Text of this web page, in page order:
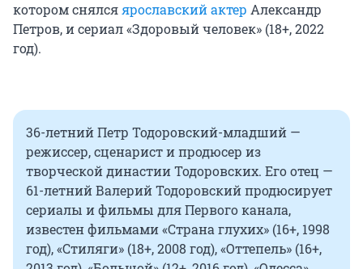
котором снялсяярославский актер Александр
Петров, и сериал «Здоровый человек» (18+, 2022
год).
36-летний Петр Тодоровский-младший —
режиссер, сценарист и продюсер из
творческой династии Тодоровских. Его отец —
61-летний Валерий Тодоровский продюсирует
сериалы и фильмы для Первого канала,
известен фильмами «Страна глухих» (16+, 1998
год), «Стиляги» (18+, 2008 год), «Оттепель» (16+,